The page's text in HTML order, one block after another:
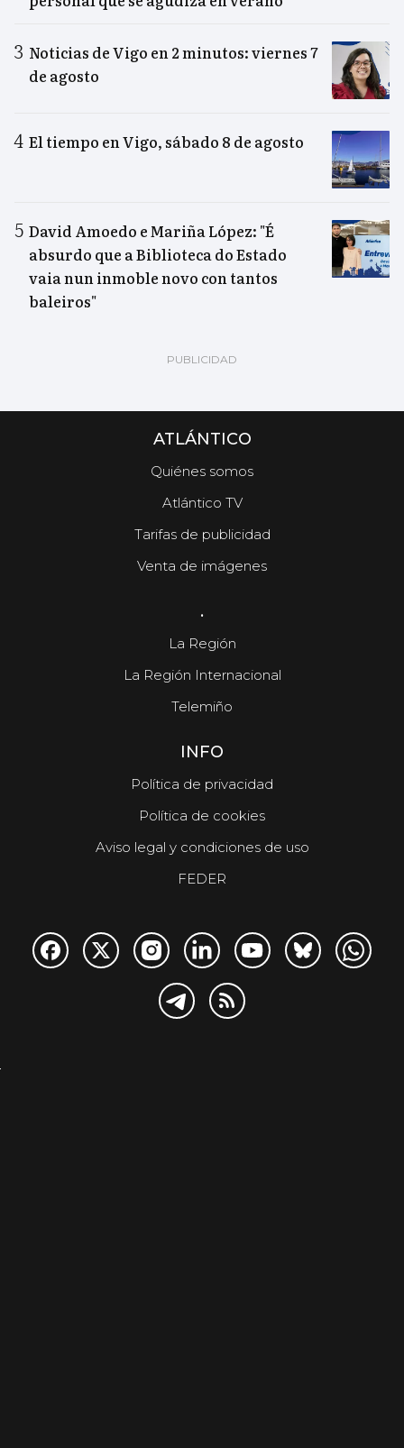
Noticias de Vigo en 2 minutos: viernes 7
de agosto
El tiempo en Vigo, sábado 8 de agosto
David Amoedo e Mariña López: "É
absurdo que a Biblioteca do Estado
vaia nun inmoble novo con tantos
baleiros"
ATLÁNTICO
Quiénes somos
Atlántico TV
Tarifas de publicidad
Venta de imágenes
.
La Región
La Región Internacional
Telemiño
INFO
Política de privacidad
Política de cookies
Aviso legal y condiciones de uso
FEDER